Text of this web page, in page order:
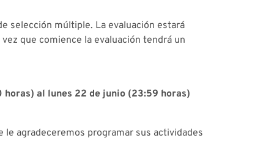
selección múltiple. La evaluación estará
que comience la evaluación tendrá un
horas) al lunes 22 de junio (23:59 horas)
le agradeceremos programar sus actividades